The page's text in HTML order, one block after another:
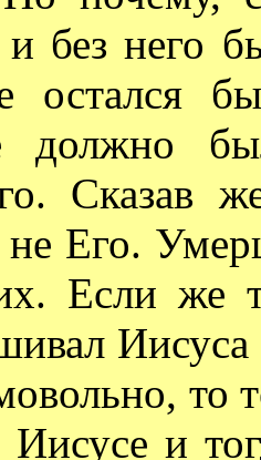
без него
остался
должно
Сказав
не Его.
Если
то
Иисусе и